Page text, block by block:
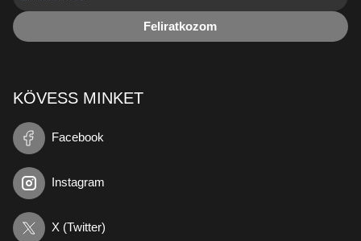
Feliratkozom
KÖVESS MINKET
Facebook
Instagram
X (Twitter)